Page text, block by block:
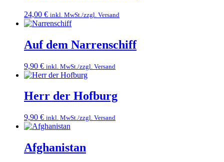
24,00 € inkl. MwSt./zzgl. Versand
Auf dem Narrenschiff
9,90 € inkl. MwSt./zzgl. Versand
Herr der Hofburg
9,90 € inkl. MwSt./zzgl. Versand
Afghanistan